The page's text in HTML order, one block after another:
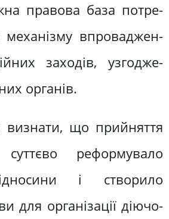
правова база потре­
механізму впроваджен­
заходів, узгодже­
органів.
визнати, що прий­няття
реформува­ло
і створило
для організації діючо­